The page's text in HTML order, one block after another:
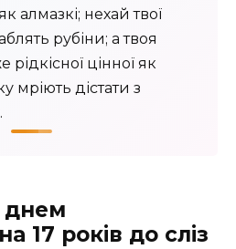
алмазкі; нехай твої
рубіни; а твоя
цінної як
мріють дістати з
днем
17 років до сліз